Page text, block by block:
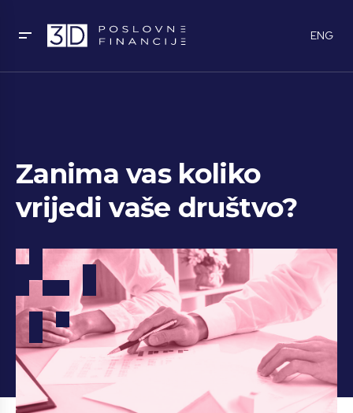
ENG
Zanima vas koliko
vrijedi vaše društvo?